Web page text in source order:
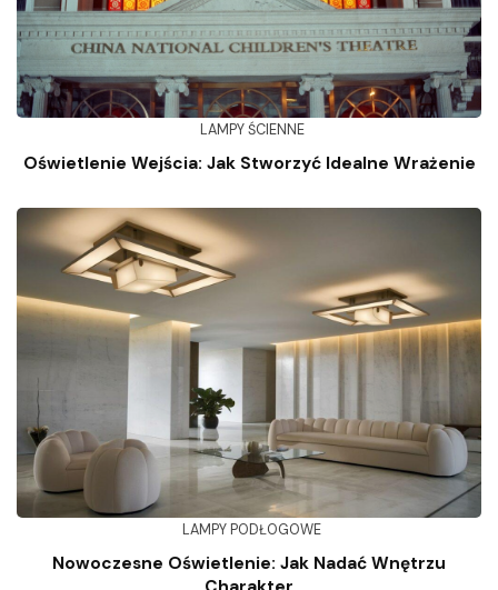
LAMPY ŚCIENNE
Oświetlenie Wejścia: Jak Stworzyć Idealne Wrażenie
LAMPY PODŁOGOWE
Nowoczesne Oświetlenie: Jak Nadać Wnętrzu